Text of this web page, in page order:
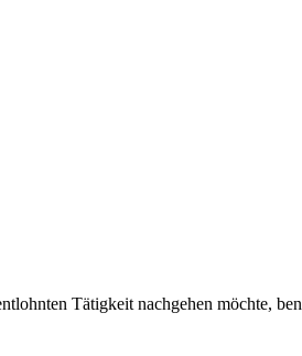
Tätigkeit nachgehen möchte,